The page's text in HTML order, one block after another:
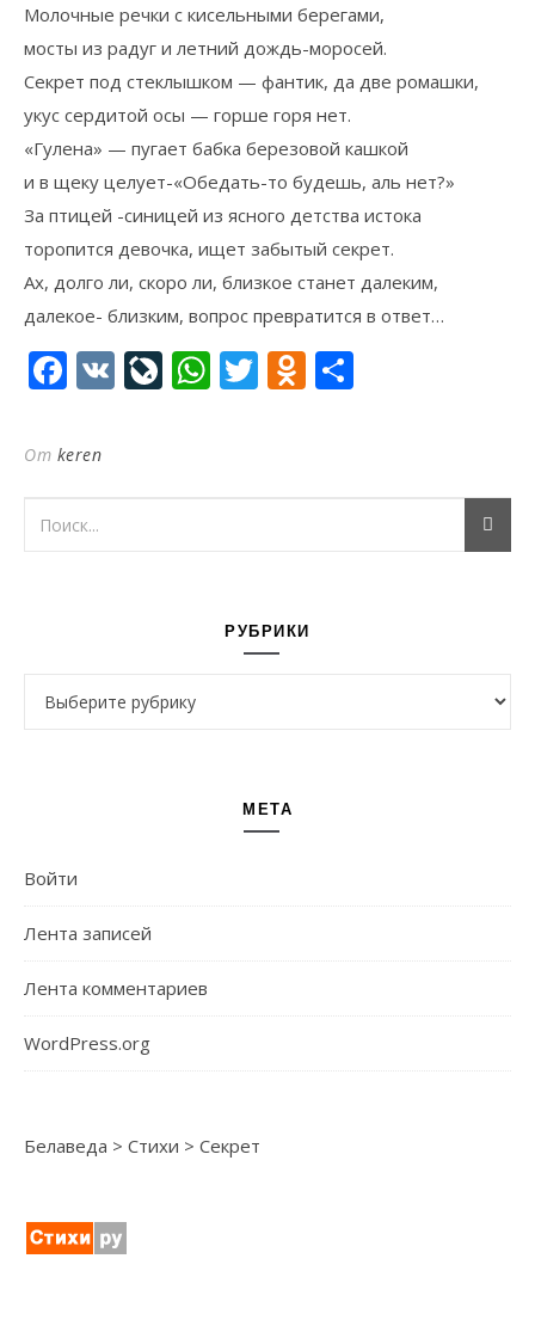
Молочные речки с кисельными берегами,
мосты из радуг и летний дождь-моросей.
Секрет под стеклышком — фантик, да две ромашки,
укус сердитой осы — горше горя нет.
«Гулена» — пугает бабка березовой кашкой
и в щеку целует-«Обедать-то будешь, аль нет?»
За птицей -синицей из ясного детства истока
торопится девочка, ищет забытый секрет.
Ах, долго ли, скоро ли, близкое станет далеким,
далекое- близким, вопрос превратится в ответ…
Facebook
VK LiveJournal
WhatsApp
Twitter
От keren
РУБРИКИ
МЕТА
Войти
Лента записей
Лента комментариев
WordPress.org
Белаведа > Стихи > Секрет